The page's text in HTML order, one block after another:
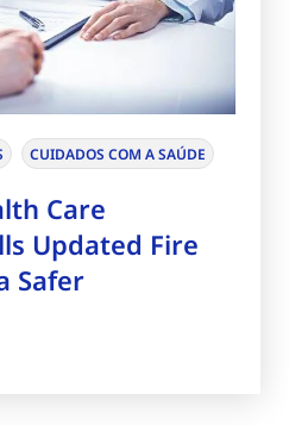
CUIDADOS COM A SAÚDE
Care
Updated Fire
Safer